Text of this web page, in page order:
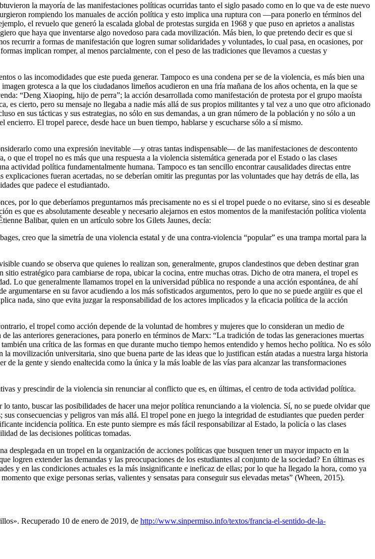
la mayoría de las manifestaciones políticas ocurridas tanto el siglo pasado como en lo que va de este nuevo
rompiendo los manuales de acción política y esto implica una ruptura con —para ponerlo en términos del
el revuelo que generó la escalada global de protestas surgida en 1968 y que puso en aprietos a analistas
que haya que inventarse algo novedoso para cada movilización. Más bien, lo que pretendo decir es que si
recurrir a formas de manifestación que logren sumar solidaridades y voluntades, lo cual pasa, en ocasiones, por
implican romper, al menos parcialmente, con el peso de las tradiciones que llevamos a cuestas y
o las incomodidades que este pueda generar. Tampoco es una condena per se de la violencia, es más bien una
grotesca a la que los ciudadanos limeños acudieron en una fría mañana de los años ochenta, en la que se
“Deng Xiaoping, hijo de perra”; la acción desarrollada como manifestación de protesta por el grupo maoísta
es cierto, pero su mensaje no llegaba a nadie más allá de sus propios militantes y tal vez a uno que otro aficionado
en sus tácticas y sus estrategias, no sólo en sus demandas, a un gran número de la población y no sólo a un
El tropel parece, desde hace un buen tiempo, hablarse y escucharse sólo a sí mismo.
como una expresión inevitable —y otras tantas indispensable— de las manifestaciones de descontento
que el tropel no es más que una respuesta a la violencia sistemática generada por el Estado o las clases
actividad política fundamentalmente humana. Tampoco es tan sencillo encontrar causalidades directas entre
fueran acertadas, no se deberían omitir las preguntas por las voluntades que hay detrás de ella, las
que padece el estudiantado.
por lo que deberíamos preguntarnos más precisamente no es si el tropel puede o no evitarse, sino si es deseable
es que es absolutamente deseable y necesario alejarnos en estos momentos de la manifestación política violenta
Balibar, quien en un artículo sobre los Gilets Jaunes, decía:
creo que la simetría de una violencia estatal y de una contra-violencia “popular” es una trampa mortal para la
cuando se observa que quienes lo realizan son, generalmente, grupos clandestinos que deben destinar gran
estratégico para cambiarse de ropa, ubicar la cocina, entre muchas otras. Dicho de otra manera, el tropel es
Lo que generalmente llamamos tropel en la universidad pública no responde a una acción espontánea, de ahí
en su favor acudiendo a los más sofisticados argumentos, pero lo que no se puede argüir es que el
nada, sino que evita juzgar la responsabilidad de los actores implicados y la eficacia política de la acción
el tropel como acción depende de la voluntad de hombres y mujeres que lo consideran un medio de
las anteriores generaciones, para ponerlo en términos de Marx: “La tradición de todas las generaciones muertas
una crítica de las formas en que durante mucho tiempo hemos entendido y hemos hecho política. No es sólo
movilización universitaria, sino que buena parte de las ideas que lo justifican están atadas a nuestra larga historia
la gente y siendo enaltecida como la única y la más loable de las vías para alcanzar las transformaciones
y prescindir de la violencia sin renunciar al conflicto que es, en últimas, el centro de toda actividad política.
tanto, buscar las posibilidades de hacer una mejor política renunciando a la violencia. Sí, no se puede olvidar que
consecuencias y peligros van más allá. El tropel pone en juego la integridad de estudiantes que pueden perder
incidencia política. En este punto siempre es más fácil responsabilizar al Estado, la policía o las clases
de las decisiones políticas tomadas.
desplegada en un tropel en la organización de acciones políticas que busquen tener un mayor impacto en la
logren extender las demandas y las preocupaciones de los estudiantes al conjunto de la sociedad? En últimas es
y en las condiciones actuales es la más insignificante e ineficaz de ellas; por lo que ha llegado la hora, como ya
que exige personas serias, valientes y sensatas para conseguir sus elevadas metas” (Wheen, 2015).
Recuperado 10 de enero de 2019, de http://www.sinpermiso.info/textos/francia-el-sentido-de-la-